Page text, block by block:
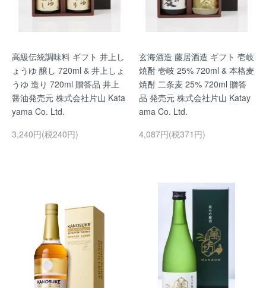
高級伝統調味料 ギフト 井上し
ょうゆ 醸し 720ml & 井上しょ
うゆ 造り 720ml 贈答品 井上
醤油発売元 株式会社片山 Kata
yama Co. Ltd.
3,240円(税240円)
玄海酒造 藤居酒造 ギフト 壱岐
焼酎 壱岐 25% 720ml & 本格麦
焼酎 二条麦 25% 720ml 贈答
品 発売元 株式会社片山 Katay
ama Co. Ltd.
4,087円(税371円)